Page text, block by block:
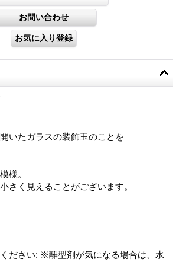
いたガラスの装飾玉のことを
様。
さく見えることがございます。
ださい: ※離型剤が気になる場合は、水